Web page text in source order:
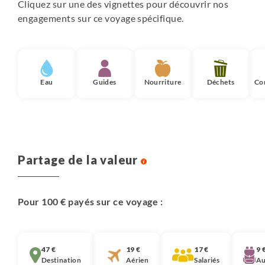
Cliquez sur une des vignettes pour découvrir nos
engagements sur ce voyage spécifique.
Eau Guides Nourriture Déchets
Partage de la valeur
Pour 100 € payés sur ce voyage :
47 €
Destination
19 €
Aérien
17 €
Salariés
9